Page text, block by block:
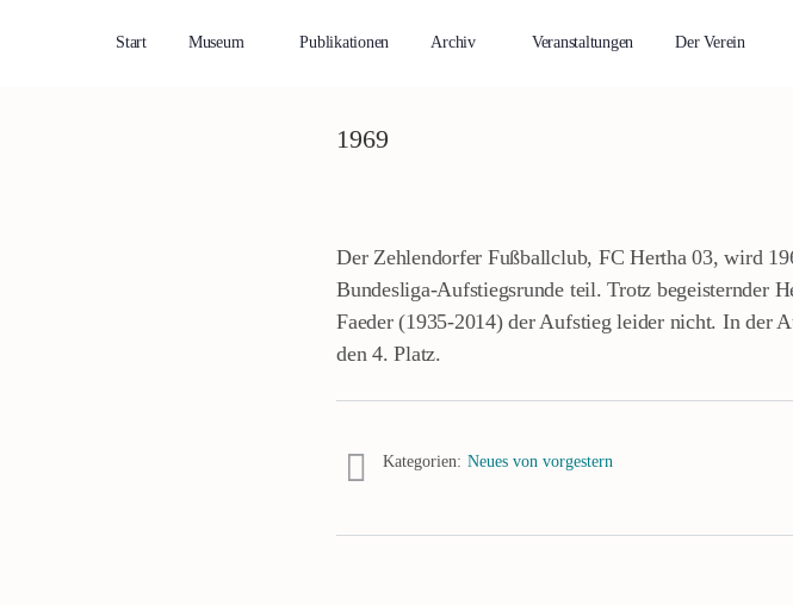
Start Museum Publikationen Archiv Veranstaltungen Der Verein
1969
Der Zehlendorfer Fußballclub, FC Hertha 03, wird
Bundesliga-Aufstiegsrunde teil. Trotz begeisternder
Faeder (1935-2014) der Aufstieg leider nicht. In der
den 4. Platz.
Kategorien: Neues von vorgestern